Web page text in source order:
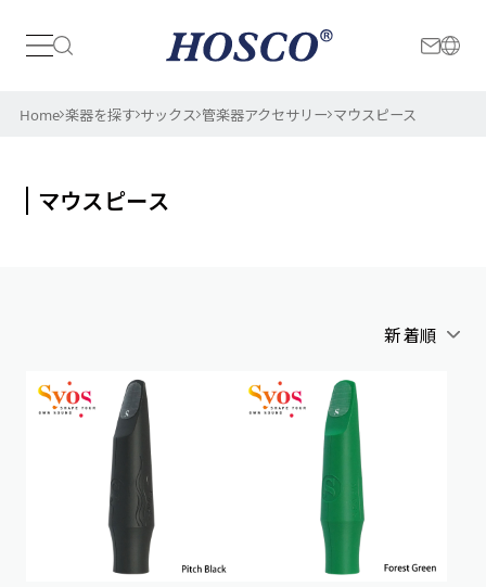
日本 International
Home 楽器を探す サックス 管楽器アクセサリー マウスピース
マウスピース
新着順
アルファベット順
新着順
価格が安い順
価格が高い順